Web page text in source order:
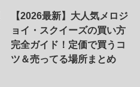
【2026最新】大人気メロジ
ョイ・スクイーズの買い方
完全ガイド！定価で買うコ
ツ＆売ってる場所まとめ